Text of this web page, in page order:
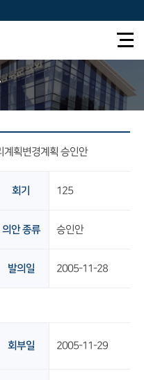
획변경계획 승인안
회기 125
의안 종류 승인안
발의일 2005-11-28
회부일 2005-11-29